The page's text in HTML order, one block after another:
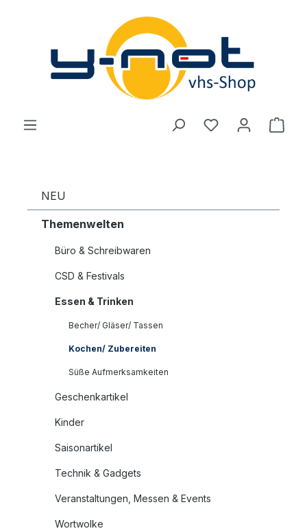
Zum Hauptinhalt springen
Du hast 0
NEU
Themenwelten
Büro & Schreibwaren
CSD & Festivals
Essen & Trinken
Becher/ Gläser/ Tassen
Kochen/ Zubereiten
Süße Aufmerksamkeiten
Geschenkartikel
Kinder
Saisonartikel
Technik & Gadgets
Veranstaltungen, Messen & Events
Wortwolke